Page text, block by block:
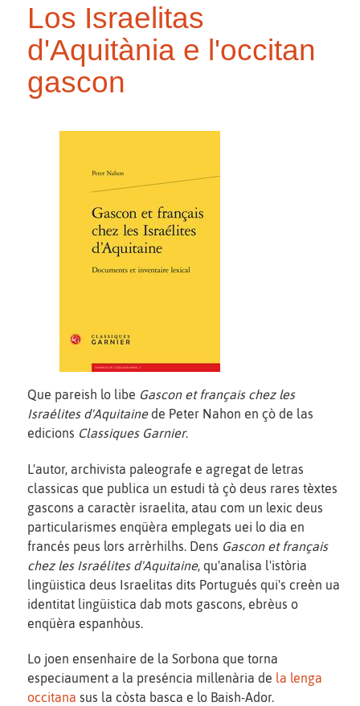
Los Israelitas
d'Aquitània e l'occitan
gascon
Que pareish lo libe Gascon et français chez les
Israélites d'Aquitainede Peter Nahon en çò de las
edicions Classiques Garnier.
L'autor, archivista paleografe e agregat de letras
classicas que publica un estudi tà çò deus rares tèxtes
gascons a caractèr israelita, atau com un lexic deus
particularismes enqüèra emplegats uei lo dia en
francés peus lors arrèrhilhs. Dens Gascon et français
chez les Israélites d'Aquitaine, qu'analisa l'istòria
lingüistica deus Israelitas dits Portugués qui's creèn ua
identitat lingüistica dab mots gascons, ebrèus o
enqüèra espanhòus.
Lo joen ensenhaire de la Sorbona que torna
especiaument a la preséncia millenària de la lenga
occitana sus la còsta basca e lo Baish-Ador.